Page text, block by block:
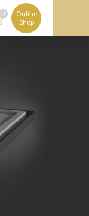
0
Online
Shop